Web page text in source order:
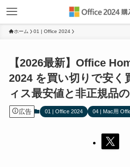
ホーム 01 | Office 2024
【2026最新】Office
2024 を買い切りで安く
ィス最安値と非正規品
広告 01 | Office 2024 04 | Mac用